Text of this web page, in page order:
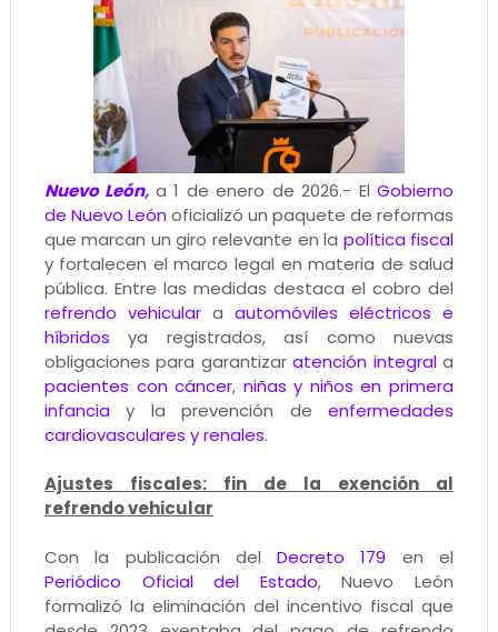
Nuevo León, a 1 de enero de 2026.- ElGobierno
de Nuevo Leónoficializó un paquete de reformas
que marcan un giro relevante en la política fiscal
y fortalecen el marco legal en materia de salud
pública. Entre las medidas destaca el cobro del
refrendo vehiculara automóviles eléctricos e
híbridos ya registrados, así como nuevas
obligaciones para garantizaratención integrala
pacientes con cáncer, niñas y niños en primera
infanciay la prevención deenfermedades
cardiovasculares y renales.
Ajustes fiscales: fin de la exención al
refrendo vehicular
Con la publicación delDecreto 179 en el
Periódico Oficial del Estado, Nuevo León
formalizó la eliminación del incentivo fiscal que